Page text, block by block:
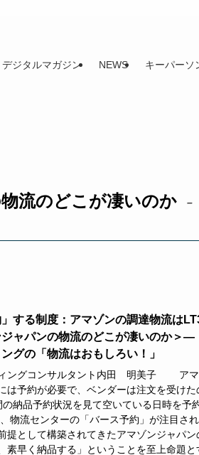
デジタルマガジン NEWS キーパーソ
流のどこが凄いのか –
する制度：アマゾンの調達物流は
ャパンの物流のどこが凄いのか＞―
グの「物流はおもしろい！」
ィングコンサルタント内田 明美子 アマ
は予約が必要で、ベンダーは注文を受けた
納品予約状況を見て空いている日時を予
物流センターの「バース予約」が注目さ
提として構築されてきたアマゾンジャパン
素早く納品する」ということを至上命題と